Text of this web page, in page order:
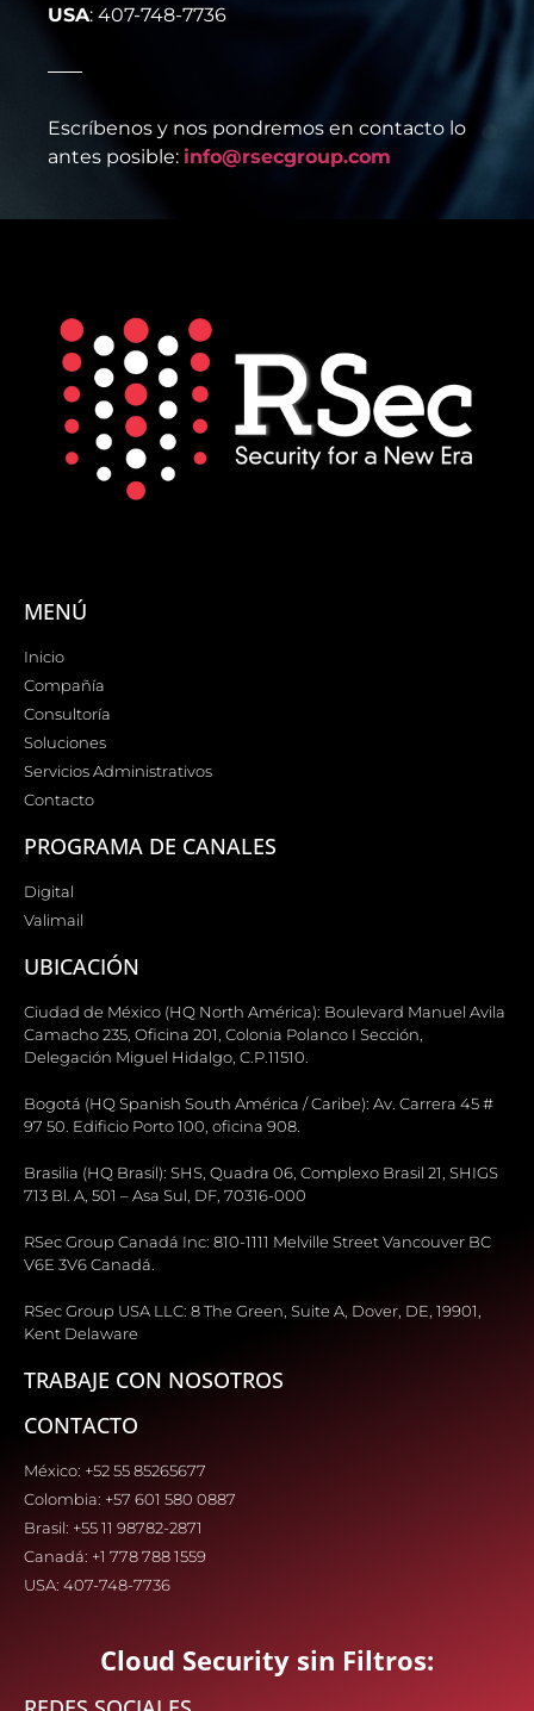
USA: 407-748-7736
Escríbenos y nos pondremos en contacto lo
antes posible: info@rsecgroup.com
MENÚ
Inicio
Compañía
Consultoría
Soluciones
Servicios Administrativos
Contacto
PROGRAMA DE CANALES
Digital
Valimail
UBICACIÓN
Ciudad de México (HQ North América): Boulevard Manuel Avila
Camacho 235, Oficina 201, Colonia Polanco I Sección,
Delegación Miguel Hidalgo, C.P.11510.
Bogotá (HQ Spanish South América / Caribe): Av. Carrera 45 #
97 50. Edificio Porto 100, oficina 908.
Brasilia (HQ Brasil): SHS, Quadra 06, Complexo Brasil 21, SHIGS
713 Bl. A, 501 – Asa Sul, DF, 70316-000
RSec Group Canadá Inc: 810-1111 Melville Street Vancouver BC
V6E 3V6 Canadá.
RSec Group USA LLC: 8 The Green, Suite A, Dover, DE, 19901,
Kent Delaware
TRABAJE CON NOSOTROS
CONTACTO
México: +52 55 85265677
Colombia: +57 601 580 0887
Brasil: +55 11 98782-2871
Canadá: +1 778 788 1559
USA: 407-748-7736
Cloud Security sin Filtros: